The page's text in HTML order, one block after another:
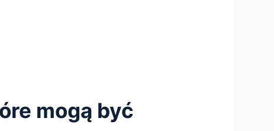
mogą być